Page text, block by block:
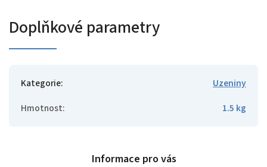
Doplňkové parametry
Kategorie:
Uzeniny
Hmotnost: 1.5 kg
Informace pro vás